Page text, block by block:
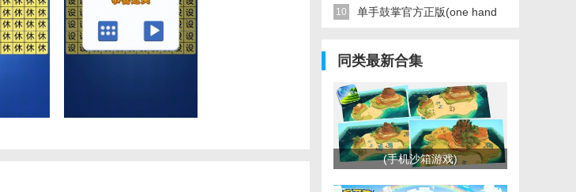
件下载
安卓app手机软件下载
10 单手鼓掌官方正版(one hand
同类最新合集
(手机沙箱游戏)